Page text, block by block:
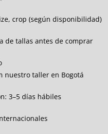
crop (según disponibilidad)
de tallas antes de comprar
nuestro taller en Bogotá
3–5 días hábiles